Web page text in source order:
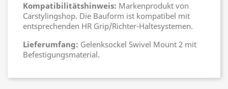
Kompatibilitätshinweis: Markenprodukt von
Carstylingshop. Die Bauform ist kompatibel mit
entsprechenden HR Grip/Richter-Haltesystemen.
Lieferumfang: Gelenksockel Swivel Mount 2 mit
Befestigungsmaterial.